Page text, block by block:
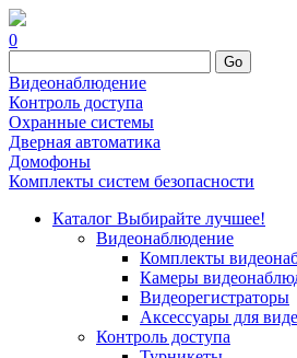
0
Go
Видеонаблюдение
Контроль доступа
Охранные системы
Дверная автоматика
Домофоны
Комплекты систем безопасности
Каталог Выбирайте лучшее!
Видеонаблюдение
Комплекты
Камеры
Видеорегистраторы
Аксессуары для
Контроль доступа